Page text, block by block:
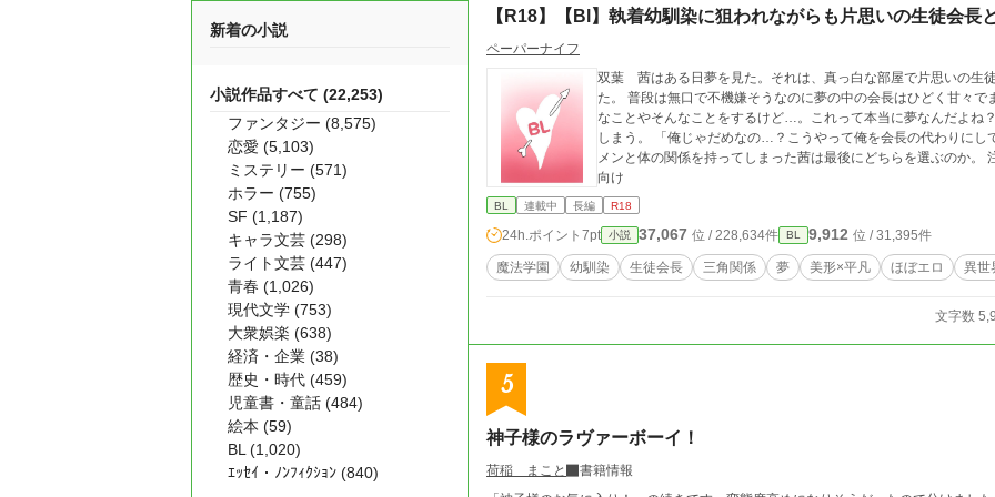
【R18】【Bl】執着幼馴染に狙われながらも片思いの生徒会長
ペーパーナイフ
双葉 茜はある日夢を見た。それは、真っ白な部屋で片思いの生
た。 普段は無口で不機嫌そうなのに夢の中の会長はひどく甘々
なことやそんなことをするけど…。これって本当に夢なんだよね
しまう。 「俺じゃだめなの…？こうやって俺を会長の代わりにしてく
メンと体の関係を持ってしまった茜は最後にどちらを選ぶのか。 注意⚠ ほぼエロ リバ妊娠なし。色々大丈夫な人
向け
BL 連載中 長編 R18
24h.ポイント 7pt 小説 37,067 位 / 228,634件 BL 9,912 位 / 31,395件
魔法学園 幼馴染 生徒会長 三角関係 夢 美形×平凡 ほぼエロ 異世
文字数
5
神子様のラヴァーボーイ！
荷稲 まこと
書籍情報
新着の小説
小説作品すべて (22,253)
ファンタジー (8,575)
恋愛 (5,103)
ミステリー (571)
ホラー (755)
SF (1,187)
キャラ文芸 (298)
ライト文芸 (447)
青春 (1,026)
現代文学 (753)
大衆娯楽 (638)
経済・企業 (38)
歴史・時代 (459)
児童書・童話 (484)
絵本 (59)
BL (1,020)
ｴｯｾｲ・ﾉﾝﾌｨｸｼｮﾝ (840)